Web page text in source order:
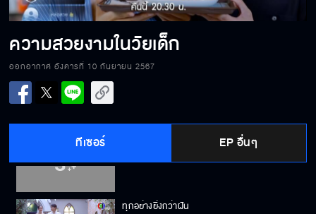
ความสวยงามในวัยเด็ก
ออกอากาศ อังคารที่ 10 กันยายน 2567
ทีเซอร์ EP อื่นๆ
ลูกที่เกิดจากตะวันไม่ใช่ลูกของพอล
ทุกอย่างยิ่งกว่าฝัน